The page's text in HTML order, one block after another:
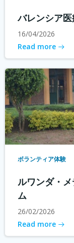
バレンシア
16/04/2026
Read more
ボランティア体験
ルワンダ・
ム
26/02/2026
Read more